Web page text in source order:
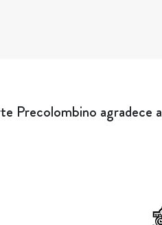
Precolombino agradece